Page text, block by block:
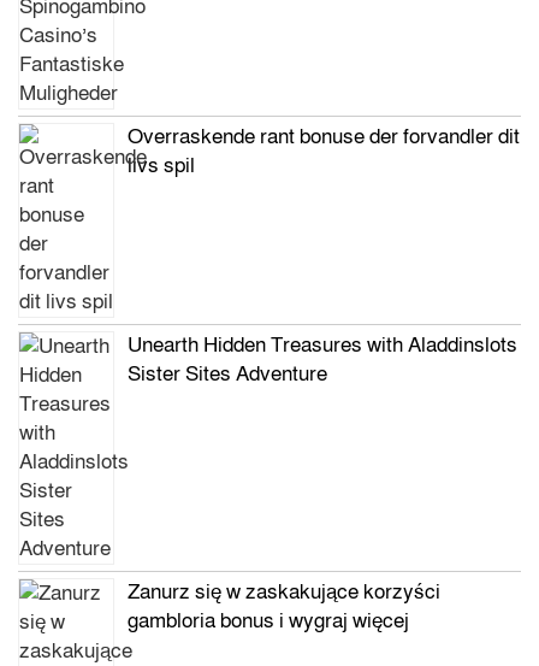
Overraskende rant bonuse der forvandler dit
livs spil
Unearth Hidden Treasures with Aladdinslots
Sister Sites Adventure
Zanurz się w zaskakujące korzyści
gambloria bonus i wygraj więcej